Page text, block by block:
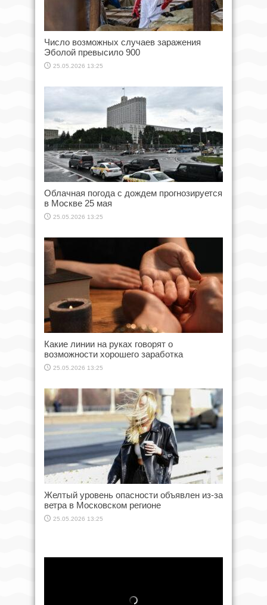
Число возможных случаев заражения
Эболой превысило 900
25.05.2026 13:25
Облачная погода с дождем прогнозируется
в Москве 25 мая
25.05.2026 13:25
Какие линии на руках говорят о
возможности хорошего заработка
25.05.2026 13:25
Желтый уровень опасности объявлен из-за
ветра в Московском регионе
25.05.2026 13:25